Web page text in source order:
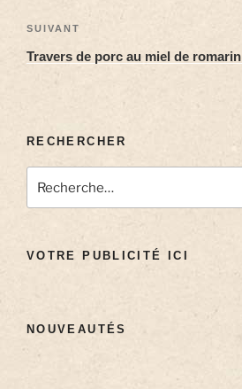
SUIVANT
Travers de porc au miel de romarin
RECHERCHER
VOTRE PUBLICITÉ ICI
NOUVEAUTÉS